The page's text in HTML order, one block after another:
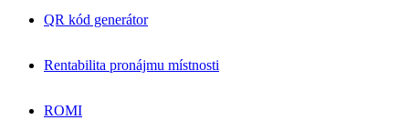
QR kód generátor
Rentabilita pronájmu místnosti
ROMI